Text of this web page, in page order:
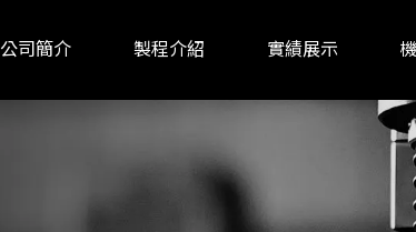
公司簡介 製程介紹 實績展示